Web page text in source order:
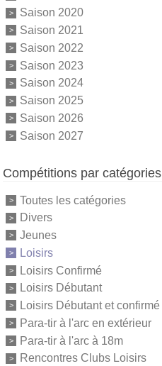
Saison 2020
Saison 2021
Saison 2022
Saison 2023
Saison 2024
Saison 2025
Saison 2026
Saison 2027
Compétitions par catégories
Toutes les catégories
Divers
Jeunes
Loisirs
Loisirs Confirmé
Loisirs Débutant
Loisirs Débutant et confirmé
Para-tir à l'arc en extérieur
Para-tir à l'arc à 18m
Rencontres Clubs Loisirs